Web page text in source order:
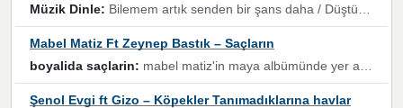
Müzik Dinle: Bilemem artık senden bir şans daha / Düştüğün zaman ben olmayacağım yanında” dizeleri, artık geçmişin tekrarına izin verilmeyeceğini, kişisel sınırların çizildiğini gösteriyor.
Mabel Matiz Ft Zeynep Bastık – Saçların
boyalida saçlarin: mabel matiz'in maya albümünde yer alan güzellerden. parça da şarkı hani! müzikal altyapısına vurulduğum, sözlerinde kaybolduğum bir parça olmuş.
Şenol Evgi ft Gizo – Köpekler Tanımadıklarına havlar